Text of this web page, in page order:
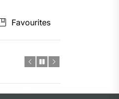
Favourites